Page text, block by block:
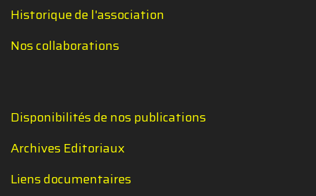
Historique de l'association
Nos collaborations
Disponibilités de nos publications
Archives Editoriaux
Liens documentaires